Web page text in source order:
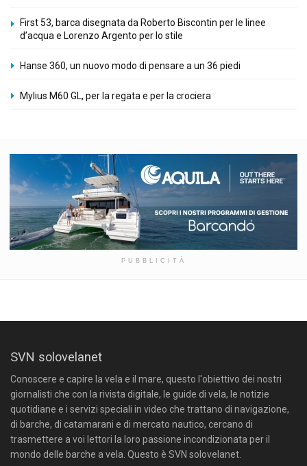
First 53, barca disegnata da Roberto Biscontin per le linee
d’acqua e Lorenzo Argento per lo stile
Hanse 360, un nuovo modo di pensare a un 36 piedi
Mylius M60 GL, per la regata e per la crociera
PUBBLICITÀ
SVN solovelanet
Conoscere e capire la vela e il mare, questo l'obiettivo dei nostri
giornalisti che con la rivista digitale, le guide di vela, le notizie
quotidiane e i servizi speciali in video che trattano di navigazione,
di barche, di catamarani e di mercato nautico, cercano di
trasmettere a voi lettori la loro passione incondizionata per il
mondo delle barche a vela. Questo è SVN solovelanet.